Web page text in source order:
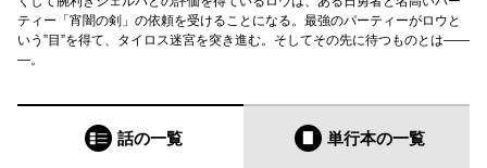
ティー「宵闇の剣」の依頼を受けることになる。最強のパーティーがロウと
いう”目”を得て、タイロス迷宮を突き進む。そしてその先に待つものとは――
―。
話の一覧 単行本の一覧